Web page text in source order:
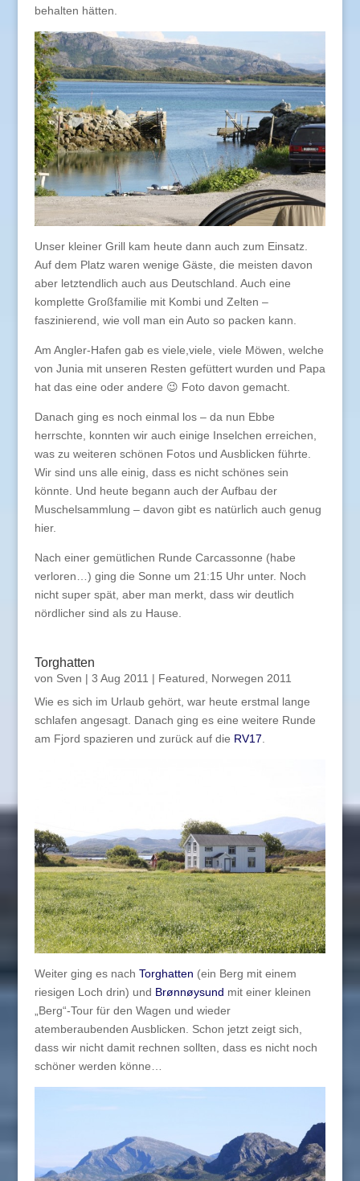
behalten hätten.
Unser kleiner Grill kam heute dann auch zum Einsatz.
Auf dem Platz waren wenige Gäste, die meisten davon
aber letztendlich auch aus Deutschland. Auch eine
komplette Großfamilie mit Kombi und Zelten –
faszinierend, wie voll man ein Auto so packen kann.
Am Angler-Hafen gab es viele,viele, viele Möwen, welche
von Junia mit unseren Resten gefüttert wurden und Papa
hat das eine oder andere 😉 Foto davon gemacht.
Danach ging es noch einmal los – da nun Ebbe
herrschte, konnten wir auch einige Inselchen erreichen,
was zu weiteren schönen Fotos und Ausblicken führte.
Wir sind uns alle einig, dass es nicht schönes sein
könnte. Und heute begann auch der Aufbau der
Muschelsammlung – davon gibt es natürlich auch genug
hier.
Nach einer gemütlichen Runde Carcassonne (habe
verloren…) ging die Sonne um 21:15 Uhr unter. Noch
nicht super spät, aber man merkt, dass wir deutlich
nördlicher sind als zu Hause.
Torghatten
von Sven | 3 Aug 2011 | Featured
Norwegen 2011
Wie es sich im Urlaub gehört, war heute erstmal lange
schlafen angesagt. Danach ging es eine weitere Runde
am Fjord spazieren und zurück auf die RV17
Weiter ging es nach Torghatten (ein Berg mit einem
riesigen Loch drin) und Brønnøysund mit einer kleinen
„Berg“-Tour für den Wagen und wieder
atemberaubenden Ausblicken. Schon jetzt zeigt sich,
dass wir nicht damit rechnen sollten, dass es nicht noch
schöner werden könne…